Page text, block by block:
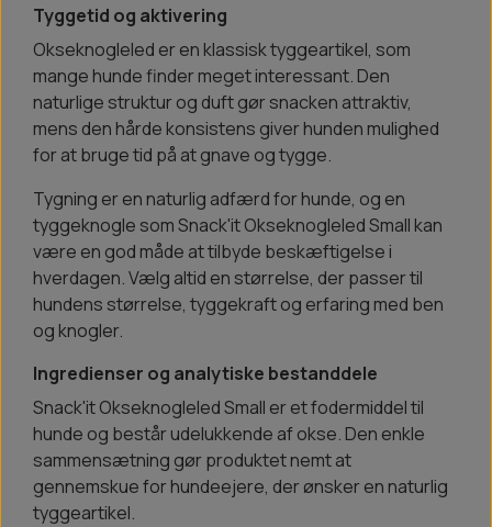
Tyggetid og aktivering
Okseknogleled er en klassisk tyggeartikel, som
mange hunde finder meget interessant. Den
naturlige struktur og duft gør snacken attraktiv,
mens den hårde konsistens giver hunden mulighed
for at bruge tid på at gnave og tygge.
Tygning er en naturlig adfærd for hunde, og en
tyggeknogle som Snack'it Okseknogleled Small kan
være en god måde at tilbyde beskæftigelse i
hverdagen. Vælg altid en størrelse, der passer til
hundens størrelse, tyggekraft og erfaring med ben
og knogler.
Ingredienser og analytiske bestanddele
Snack'it Okseknogleled Small er et fodermiddel til
hunde og består udelukkende af okse. Den enkle
sammensætning gør produktet nemt at
gennemskue for hundeejere, der ønsker en naturlig
tyggeartikel.